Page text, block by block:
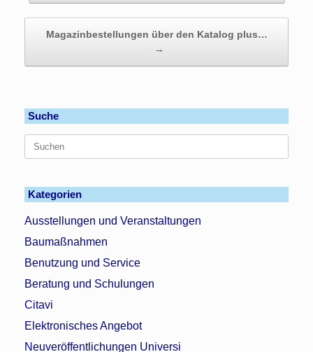
Magazinbestellungen über den Katalog plus…
→
Suche
nach:
Kategorien
Ausstellungen und Veranstaltungen
Baumaßnahmen
Benutzung und Service
Beratung und Schulungen
Citavi
Elektronisches Angebot
Neuveröffentlichungen Universi